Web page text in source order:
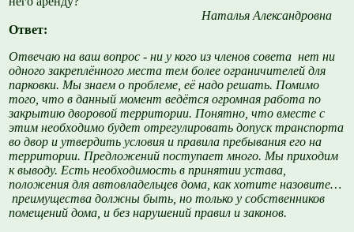
Наталья Александровна
Ответ:
Отвечаю на ваш вопрос - ни у кого из членов совета нет ни
одного закреплённого места тем более ограничителей для
парковки. Мы знаем о проблеме, её надо решать.Помимо
того, что в данный момент ведётся огромная работа по
закрытию дворовой территории. Понятно, что вместе с
этим необходимо будет отрегулировать допуск транспорта
во двор и утвердить условия и правила пребывания его на
территории. Предложений поступает много. Мы приходим
к выводу. Есть необходимость в принятии устава,
положения для автовладельцев дома, как хотите назовите…
преимущества должны быть, но только у собственников
помещений дома, и без нарушений правил и законов.